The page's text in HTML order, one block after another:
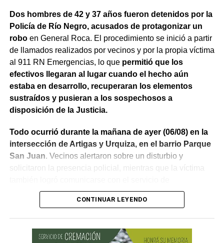
Dos hombres de 42 y 37 años fueron detenidos por la
Policía de Río Negro, acusados de protagonizar un
roboen General Roca. El procedimiento se inició a partir
de llamados realizados por vecinos y por la propia víctima
al 911 RN Emergencias, lo que permitió que los
efectivos llegaran al lugar cuando el hecho aún
estaba en desarrollo, recuperaran los elementos
sustraídos y pusieran a los sospechosos a
disposición de la Justicia.
Todo ocurrió durante la mañana de ayer (06/08) en la
intersección de Artigas y Urquiza, en el barrio Parque
San Juan. Vecinos alertaron sobre un disturbio y
emergencias para informar lo que estaba ocurriendo.
hombres le habían sustraído una bolsa con dinero en
CONTINUAR LEYENDO